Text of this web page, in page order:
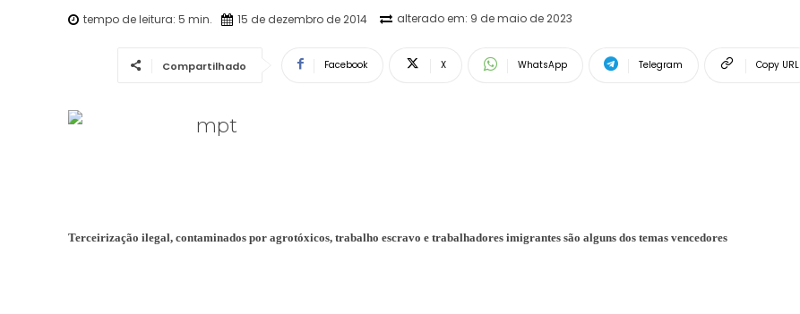
tempo de leitura: 5 min. 15 de dezembro de 2014 alterado em: 9 de maio de 2023
Compartilhado Facebook X WhatsApp Telegram Copy URL
Terceirização ilegal, contaminados por agrotóxicos, trabalho escravo e trabalhadores imigrantes são alguns dos temas vencedores